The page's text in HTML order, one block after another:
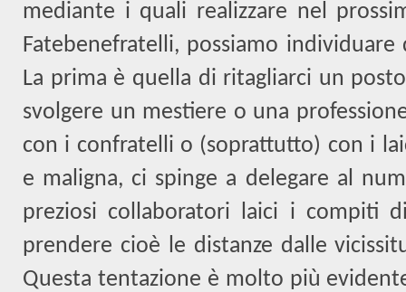
mediante i quali realizzare nel
Fatebenefratelli, possiamo
La prima è quella di ritagliarci un
svolgere un mestiere o una
con i confratelli o (soprattutto) con i
e maligna, ci spinge a delegare al
preziosi collaboratori laici i compiti
prendere cioè le distanze dalle
Questa tentazione è molto più